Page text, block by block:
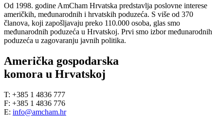
Od 1998. godine AmCham Hrvatska predstavlja poslovne interese
američkih, međunarodnih i hrvatskih poduzeća. S više od 370
članova, koji zapošljavaju preko 110.000 osoba, glas smo
međunarodnih poduzeća u Hrvatskoj. Prvi smo izbor međunarodnih
poduzeća u zagovaranju javnih politika.
Američka gospodarska
komora u Hrvatskoj
T: +385 1 4836 777
F: +385 1 4836 776
E: info@amcham.hr